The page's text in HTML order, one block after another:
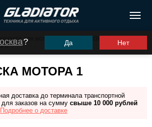
? Да Нет
для моторов ПЛМ
G30FHS (G30FES)
МОТОРА 1
доставка до терминала транспортной
заказов на сумму свыше 10 000 рублей
Подробнее о доставке